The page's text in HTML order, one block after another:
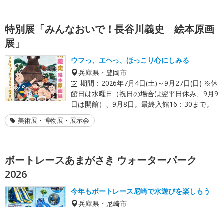
特別展「みんなおいで！長谷川義史 絵本原画
展」
ウフっ、エヘっ、ほっこり心にしみる
兵庫県・豊岡市
期間： 2026年7月4日(土)～9月27日(日) ※休
館日は水曜日（祝日の場合は翌平日休み、9月9
日は開館）、9月8日。最終入館16：30まで。
美術展・博物展・展示会
ボートレースあまがさき ウォーターパーク
2026
今年もボートレース尼崎で水遊びを楽しもう
兵庫県・尼崎市